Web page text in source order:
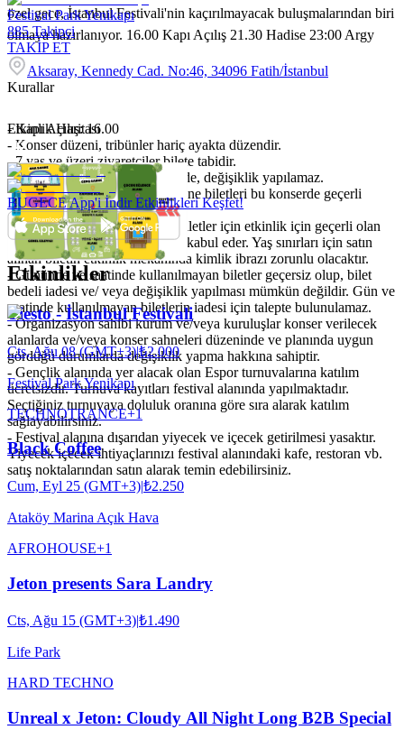
özel gece, İstanbul Festivali'nin kaçırılmayacak buluşmalarından biri
olmaya hazırlanıyor. 16.00 Kapı Açılış 21.30 Hadise 23:00 Argy
Festival Park Yenikapı
885 Takipçi
TAKİP ET
Aksaray, Kennedy Cad. No:46, 34096 Fatih/İstanbul
Kurallar
- Kapı Açılış: 16.00
- Konser düzeni, tribünler hariç ayakta düzendir.
- 7 yaş ve üzeri ziyaretçiler bilete tabidir.
- Satın alınan biletlerde iptal, iade, değişiklik yapılamaz.
- İstanbul Festivali esnek/kombine biletleri bu konserde geçerli
değildir.
- Kullanıcı satın almış olduğu biletler için etkinlik için geçerli olan
yaş sınırı kurallarına uyduğunu kabul eder. Yaş sınırları için satın
alınan biletin etkinlik mekanında kimlik ibrazı zorunlu olacaktır.
- Gününde ve saatinde kullanılmayan biletler geçersiz olup, bilet
bedeli iadesi ve/ veya değişiklik yapılması mümkün değildir. Gün ve
saatinde kullanılmayan biletlerin iadesi için talepte bulunulamaz.
- Organizasyon sahibi kurum ve/veya kuruluşlar konser verilecek
alanlarda ve/veya konser sahneleri düzeninde ve planında uygun
gördüğü durumlarda değişiklik yapma hakkına sahiptir.
- Gençlik alanında yer alacak olan Espor turnuvalarına katılım
ücretsizdir. Turnuva kayıtları festival alanında yapılmaktadır.
Seçtiğiniz turnuvaya doluluk oranına göre sıra alarak katılım
sağlayabilirsiniz.
- Festival alanına dışarıdan yiyecek ve içecek getirilmesi yasaktır.
Yiyecek içecek ihtiyaçlarınızı festival alanındaki kafe, restoran vb.
satış noktalarından satın alarak temin edebilirsiniz.
Etkinlik Haritası
BUGECE App'i İndir Etkinlikleri Keşfet!
Etkinlikler
Tiesto - İstanbul Festivali
Cts, Ağu 08 (GMT+3)|₺2.000
Festival Park Yenikapı
TECHNOTRANCE+1
Black Coffee
Cum, Eyl 25 (GMT+3)|₺2.250
Ataköy Marina Açık Hava
AFROHOUSE+1
Jeton presents Sara Landry
Cts, Ağu 15 (GMT+3)|₺1.490
Life Park
HARD TECHNO
Unreal x Jeton: Cloudy All Night Long B2B Special